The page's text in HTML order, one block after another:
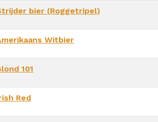
bier (Roggetripel)
Witbier
101
Red